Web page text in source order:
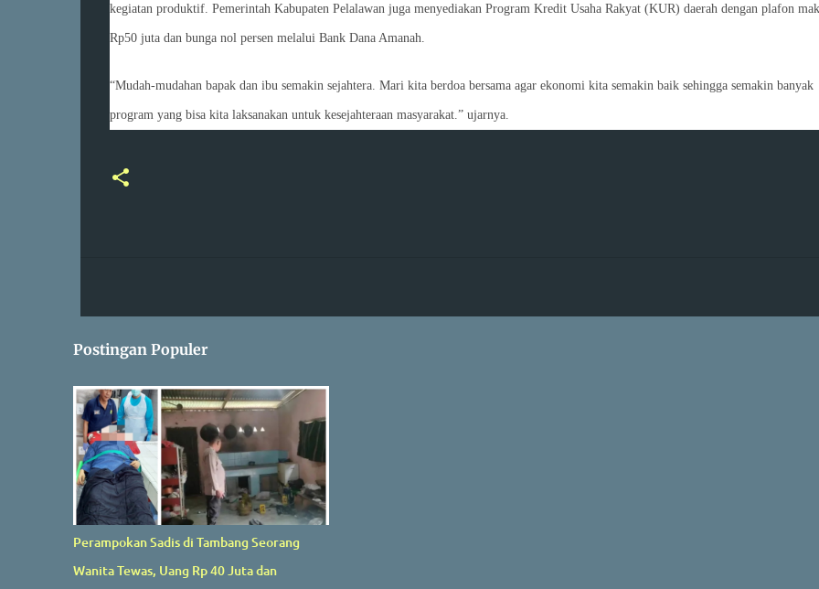
kegiatan produktif. Pemerintah Kabupaten Pelalawan juga menyediakan Program Kredit Usaha Rakyat (KUR) daerah dengan plafon
Rp50 juta dan bunga nol persen melalui Bank Dana Amanah.
“Mudah-mudahan bapak dan ibu semakin sejahtera. Mari kita berdoa bersama agar ekonomi kita semakin baik sehingga semakin banyak
program yang bisa kita laksanakan untuk kesejahteraan masyarakat.” ujarnya.
Postingan Populer
Perampokan Sadis di Tambang Seorang
Wanita Tewas, Uang Rp 40 Juta dan